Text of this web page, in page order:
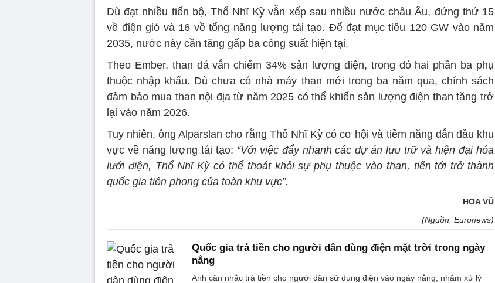
Dù đạt nhiều tiến bộ, Thổ Nhĩ Kỳ vẫn xếp sau nhiều nước châu Âu, đứng thứ 15
về điện gió và 16 về tổng năng lượng tái tạo. Để đạt mục tiêu 120 GW vào năm
2035, nước này cần tăng gấp ba công suất hiện tại.
Theo Ember, than đá vẫn chiếm 34% sản lượng điện, trong đó hai phần ba phụ
thuộc nhập khẩu. Dù chưa có nhà máy than mới trong ba năm qua, chính sách
đảm bảo mua than nội địa từ năm 2025 có thể khiến sản lượng điện than tăng trở
lại vào năm 2026.
Tuy nhiên, ông Alparslan cho rằng Thổ Nhĩ Kỳ có cơ hội và tiềm năng dẫn đầu khu
vực về năng lượng tái tạo: “Với việc đẩy nhanh các dự án lưu trữ và hiện đại hóa
lưới điện, Thổ Nhĩ Kỳ có thể thoát khỏi sự phụ thuộc vào than, tiến tới trở thành
quốc gia tiên phong của toàn khu vực”.
HOA VŨ
(Nguồn: Euronews)
Quốc gia trả tiền cho người dân dùng điện mặt trời trong ngày
nắng
Anh cân nhắc trả tiền cho người dân sử dụng điện vào ngày nắng, nhằm xử lý